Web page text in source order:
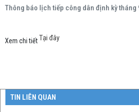
Thông báo lịch tiếp công dân định kỳ tháng
Xem chi tiếtTại đây
TIN LIÊN QUAN